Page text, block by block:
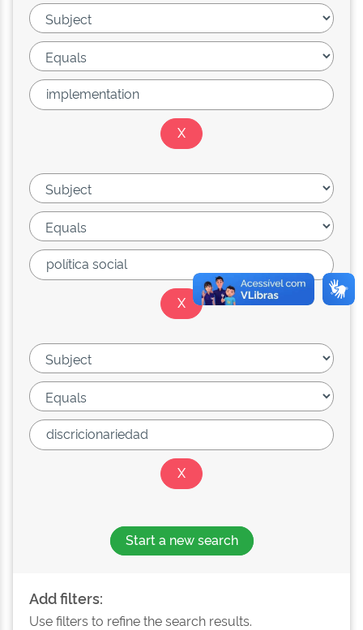
Start a new search
Add filters:
Use filters to refine the search results.